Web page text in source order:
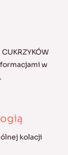
w
kolacji